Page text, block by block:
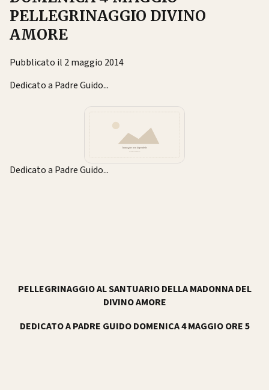
PELLEGRINAGGIO DIVINO
AMORE
Pubblicato il 2 maggio 2014
Dedicato a Padre Guido...
Dedicato a Padre Guido...
PELLEGRINAGGIO AL SANTUARIO DELLA MADONNA DEL
DIVINO AMORE
DEDICATO A PADRE GUIDO DOMENICA 4 MAGGIO ORE 5